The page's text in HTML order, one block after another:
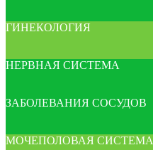
ГИНЕКОЛОГИЯ
НЕРВНАЯ СИСТЕМА
ЗАБОЛЕВАНИЯ СОСУДОВ
МОЧЕПОЛОВАЯ СИСТЕМА